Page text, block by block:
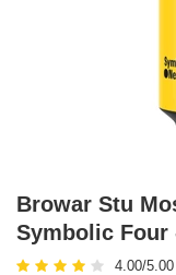
Browar Stu
Symbolic Four
4.00/5.00